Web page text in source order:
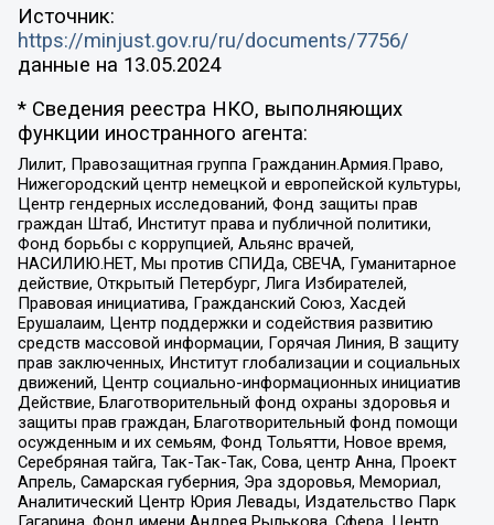
Источник:
https://minjust.gov.ru/ru/documents/7756/
данные на 13.05.2024
* Сведения реестра НКО, выполняющих
функции иностранного агента:
Лилит, Правозащитная группа Гражданин.Армия.Право,
Нижегородский центр немецкой и европейской культуры,
Центр гендерных исследований, Фонд защиты прав
граждан Штаб, Институт права и публичной политики,
Фонд борьбы с коррупцией, Альянс врачей,
НАСИЛИЮ.НЕТ, Мы против СПИДа, СВЕЧА, Гуманитарное
действие, Открытый Петербург, Лига Избирателей,
Правовая инициатива, Гражданский Союз, Хасдей
Ерушалаим, Центр поддержки и содействия развитию
средств массовой информации, Горячая Линия, В защиту
прав заключенных, Институт глобализации и социальных
движений, Центр социально-информационных инициатив
Действие, Благотворительный фонд охраны здоровья и
защиты прав граждан, Благотворительный фонд помощи
осужденным и их семьям, Фонд Тольятти, Новое время,
Серебряная тайга, Так-Так-Так, Сова, центр Анна, Проект
Апрель, Самарская губерния, Эра здоровья, Мемориал,
Аналитический Центр Юрия Левады, Издательство Парк